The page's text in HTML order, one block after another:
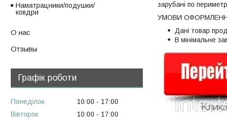
зарубані по
УМОВИ
Дані товар
В мінімальне
Наматрацники/подушки/
ковдри
О нас
Отзывы
Графік роботи
Понеділок 10:00
17:00
Вівторок
10:00
17:00